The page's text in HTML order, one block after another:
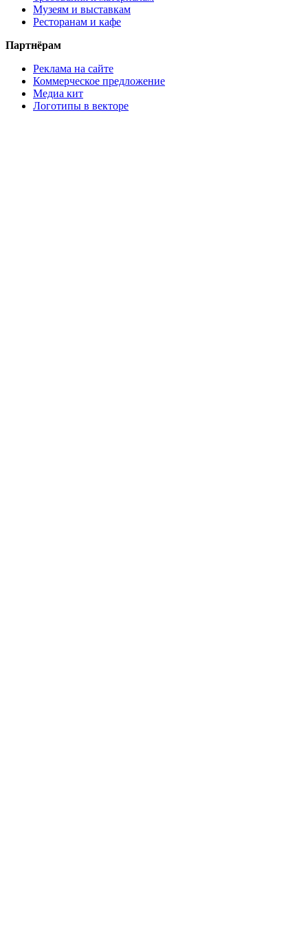
Музеям и выставкам
Ресторанам и кафе
Партнёрам
Реклама на сайте
Коммерческое предложение
Медиа кит
Логотипы в векторе